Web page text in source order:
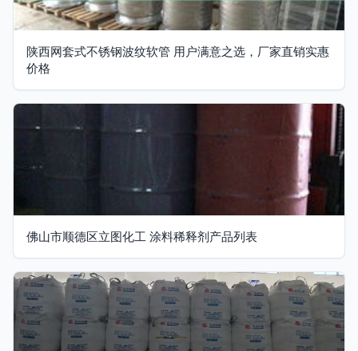
陕西网套式不锈钢波纹软管 用户满意之选，厂家直销实惠
价格
佛山市顺德区立图化工 涂料稀释剂产品列表